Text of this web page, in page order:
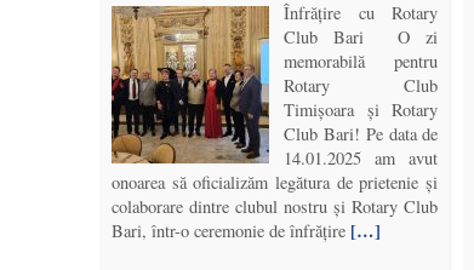
Înfrățire cu Rotary
Club Bari O zi
memorabilă pentru
Rotary Club
Timișoara și Rotary
Club Bari! Pe data de
14.01.2025 am avut
onoarea să oficializăm legătura de prietenie și
colaborare dintre clubul nostru și Rotary Club
Bari, într-o ceremonie de înfrățire […]